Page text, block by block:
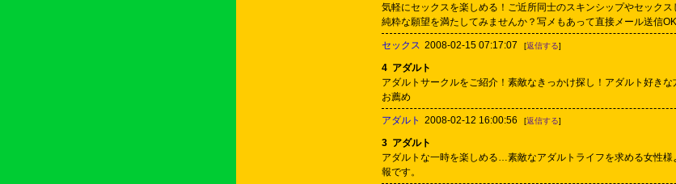
気軽にセックスを楽しめる！ご近所同士のスキンシップやセックス
純粋な願望を満たしてみませんか？写メもあって直接メール送信OK
セックス 2008-02-15 07:17:07 [返信する]
4 アダルト
アダルトサークルをご紹介！素敵なきっかけ探し！アダルト好きな
お薦め
アダルト 2008-02-12 16:00:56 [返信する]
3 アダルト
アダルトな一時を楽しめる…素敵なアダルトライフを求める女性様
報です。